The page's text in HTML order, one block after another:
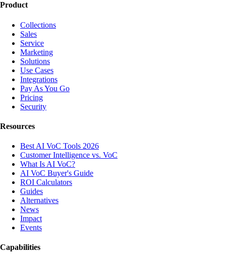
Product
Collections
Sales
Service
Marketing
Solutions
Use Cases
Integrations
Pay As You Go
Pricing
Security
Resources
Best AI VoC Tools 2026
Customer Intelligence vs. VoC
What Is AI VoC?
AI VoC Buyer's Guide
ROI Calculators
Guides
Alternatives
News
Impact
Events
Capabilities